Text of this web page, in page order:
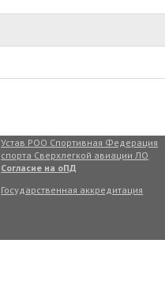
Устав РОО Спортивная Федерация
спорта Сверхлегкой авиации ЛО
Согласие на оПД
Государственная аккредитация